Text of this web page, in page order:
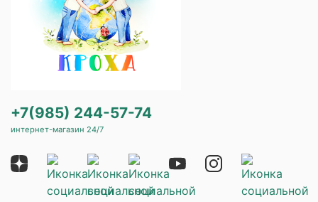
+7(985) 244-57-74
интернет-магазин 24/7